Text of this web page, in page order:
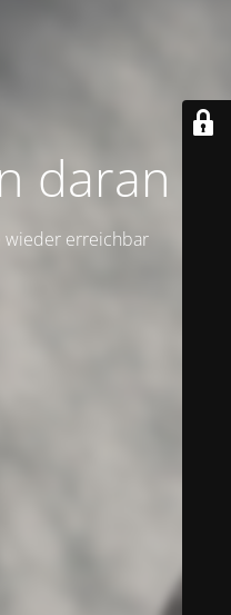
daran …
wieder erreichbar